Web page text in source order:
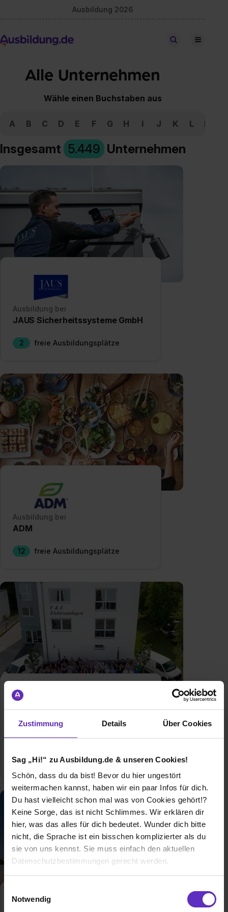
Zustimmung Details Über Cookies
Sag „Hi!“ zu Ausbildung.de & unseren Cookies!
Schön, dass du da bist! Bevor du hier ungestört
weitermachen kannst, haben wir ein paar Infos für dich.
Du hast vielleicht schon mal was von Cookies gehört!?
Keine Sorge, das ist nicht Schlimmes. Wir erklären dir
hier, was das alles für dich bedeutet. Wunder dich bitte
nicht, die Sprache ist ein bisschen komplizierter als du
sie von uns kennst. Sie muss einfach den aktuellen
Datenschutzbestimmungen gerecht werden.
Notwendig
Ausbildung 2026
Stellen finden
Alle Unternehmen
Wähle einen Buchstaben aus
A B C D E F G H I J K L M
Insgesamt 5.449 Unternehmen
Ausbildung bei
JAUS Sicherheitssysteme GmbH
2 freie Ausbildungsplätze
Ausbildung bei
ADM
12 freie Ausbildungsplätze
Ausbildung bei
F&E Elektroanlagen GmbH
7 freie Ausbildungsplätze